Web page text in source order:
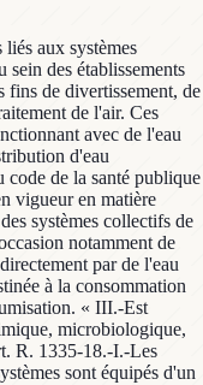
aux systèmes
des établissements
fins de divertissement, de
de l'air. Ces
avec de l'eau
d'eau
code de la santé publique
vigueur en matière
systèmes collectifs de
notamment de
par de l'eau
à la consommation
« III.-Est
microbiologique,
R. 1335-18.-I.-Les
sont équipés d'un